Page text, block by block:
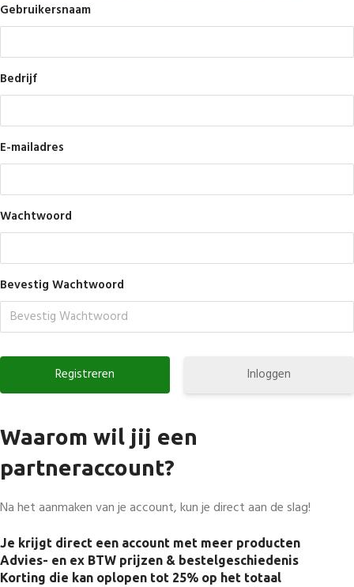
Gebruikersnaam
Bedrijf
E-mailadres
Wachtwoord
Bevestig Wachtwoord
Inloggen
Waarom wil jij een
partneraccount?
Na het aanmaken van je account, kun je direct aan de slag!
Je krijgt direct een account met meer producten
Advies- en ex BTW prijzen & bestelgeschiedenis
Korting die kan oplopen tot 25% op het totaal